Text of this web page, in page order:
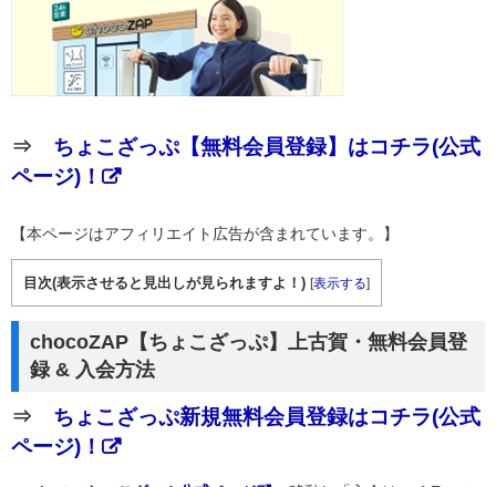
⇒ ちょこざっぷ【無料会員登録】はコチラ(公式
ページ)！
【本ページはアフィリエイト広告が含まれています。】
目次(表示させると見出しが見られますよ！) [表示する]
chocoZAP【ちょこざっぷ】上古賀・無料会員登
録 & 入会方法
⇒ ちょこざっぷ新規無料会員登録はコチラ(公式
ページ)！